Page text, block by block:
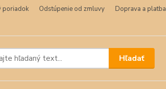
poriadok Odstúpenie od zmluvy Doprava a platba
Hľadať